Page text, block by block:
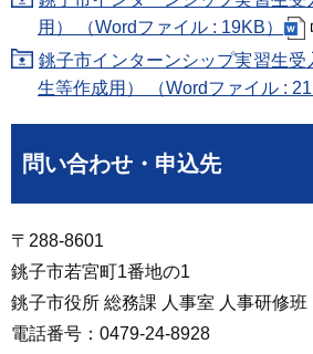
用） （Wordファイル : 19KB）
銚子市インターンシップ実習生受
生等作成用） （Wordファイル :
問い合わせ・申込先
〒288-8601
銚子市若宮町1番地の1
銚子市役所 総務課 人事室 人事研修班
電話番号：0479-24-8928